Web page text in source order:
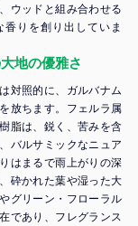
ウッドと組み合わせる
香りを創り出していま
地の優雅さ
対照的に、ガルバナム
放ちます。フェルラ属
脂は、鋭く、苦みを含
バルサミックなニュア
はまるで雨上がりの深
砕かれた葉や湿った大
グリーン・フローラル
であり、フレグランス